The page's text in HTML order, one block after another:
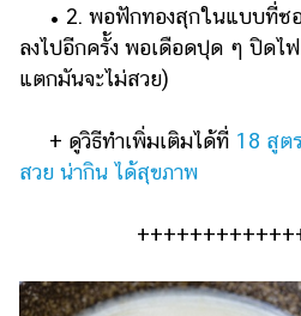
• 2. พอฟักทองสุกในแบบที่ชอ
ลงไปอีกครั้ง พอเดือดปุด ๆ ปิดไฟ
แตกมันจะไม่สวย)
+ ดูวิธีทำเพิ่มเติมได้ที่ 18 สูต
สวย น่ากิน ได้สุขภาพ